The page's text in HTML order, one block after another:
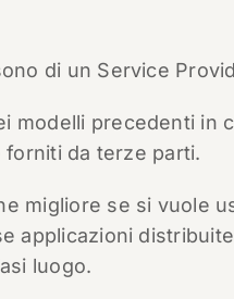
di un Service
modelli precedenti in
da terze parti.
migliore se si vuole
applicazioni
luogo.